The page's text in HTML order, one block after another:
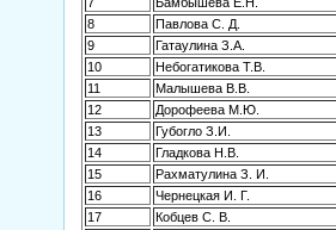
8
Павлова С. Д.
9
Гатаулина З.А.
10
Небогатикова Т.В.
11
Малышева В.В.
12
Дорофеева М.Ю.
13
Губогло З.И.
14
Гладкова Н.В.
15
Рахматулина З. И.
16
Чернецкая И. Г.
17
Кобцев С. В.